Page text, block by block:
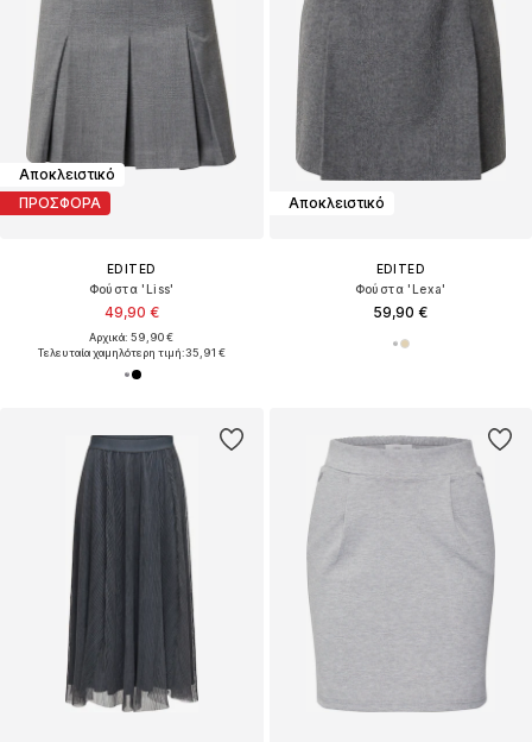
Αποκλειστικό
ΠΡΟΣΦΟΡΑ
EDITED
Φούστα 'Liss'
49,90 €
Αρχικά: 59,90 €
Τελευταία χαμηλότερη τιμή:35,91 €
Αποκλειστικό
EDITED
Φούστα 'Lexa'
59,90 €